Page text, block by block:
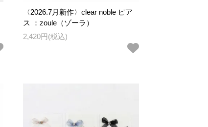
〈2026.7月新作〉clear noble ピア
ス ：zoule（ゾーラ）
2,420円(税込)